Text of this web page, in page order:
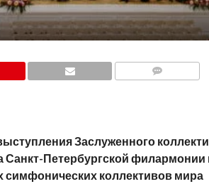
Заслуженного
Санкт-Петербургской филармонии
коллективов мира